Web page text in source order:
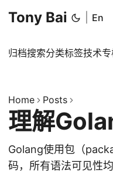
Tony Bai En
归档搜索分类标签技术专
Home Posts
理解
Golang使用包（
码，所有语法可见性